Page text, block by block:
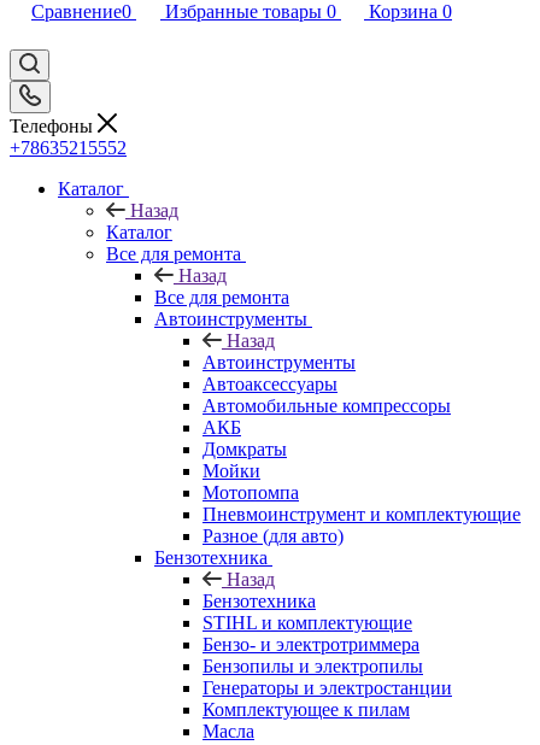
Сравнение0 Избранные товары 0 Корзина 0
Телефоны
+78635215552
Каталог
Назад
Каталог
Все для ремонта
Назад
Все для ремонта
Автоинструменты
Назад
Автоинструменты
Автоаксессуары
Автомобильные компрессоры
АКБ
Домкраты
Мойки
Мотопомпа
Пневмоинструмент и комплектующие
Разное (для авто)
Бензотехника
Назад
Бензотехника
STIHL и комплектующие
Бензо- и электротриммера
Бензопилы и электропилы
Генераторы и электростанции
Комплектующее к пилам
Масла